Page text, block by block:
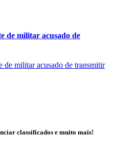
de militar acusado de
classificados e muito mais!